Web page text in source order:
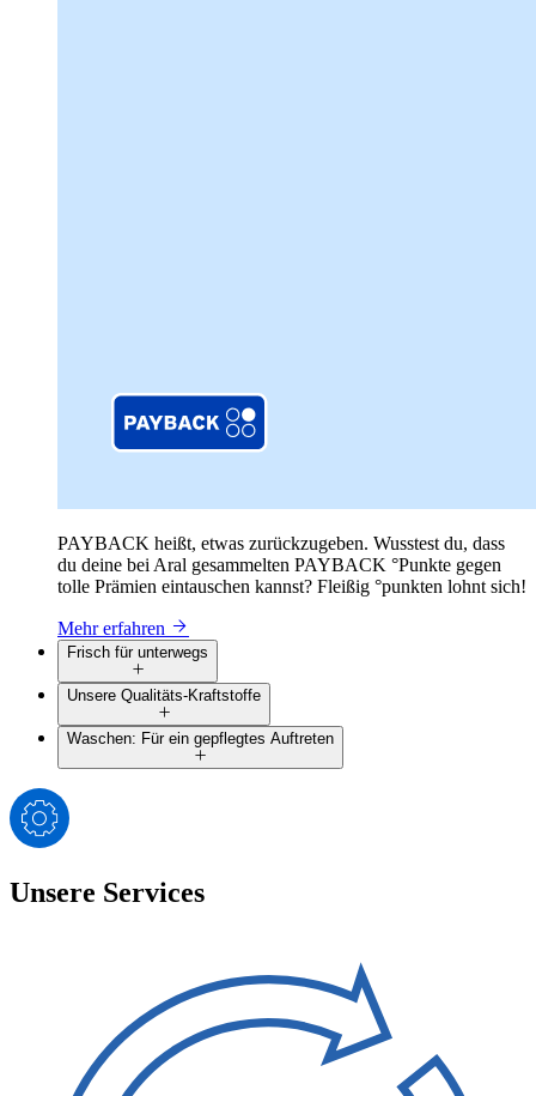
PAYBACK heißt, etwas zurückzugeben. Wusstest du, dass
du deine bei Aral gesammelten PAYBACK °Punkte gegen
tolle Prämien eintauschen kannst? Fleißig °punkten lohnt sich!
Mehr erfahren
Frisch für unterwegs
Unsere Qualitäts-Kraftstoffe
Waschen: Für ein gepflegtes Auftreten
Unsere Services